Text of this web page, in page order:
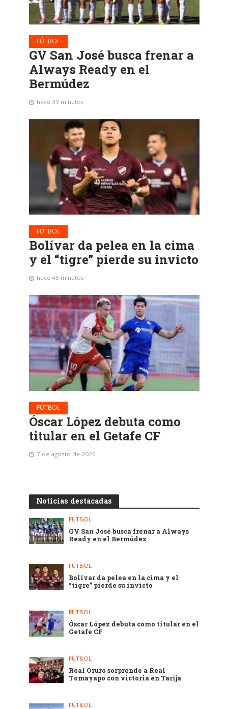
FÚTBOL
GV San José busca frenar a
Always Ready en el
Bermúdez
hace 39 minutos
FÚTBOL
Bolívar da pelea en la cima
y el “tigre” pierde su invicto
hace 45 minutos
FÚTBOL
Óscar López debuta como
titular en el Getafe CF
7 de agosto de 2026
Noticias destacadas
FÚTBOL
GV San José busca frenar a Always
Ready en el Bermúdez
FÚTBOL
Bolívar da pelea en la cima y el
“tigre” pierde su invicto
FÚTBOL
Óscar López debuta como titular en el
Getafe CF
FÚTBOL
Real Oruro sorprende a Real
Tomayapo con victoria en Tarija
FÚTBOL